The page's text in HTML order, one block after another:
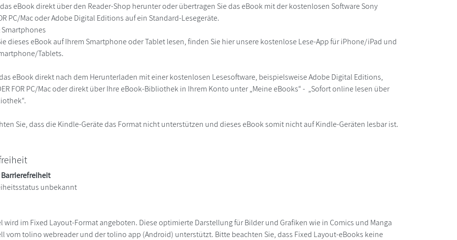
eBook direkt über den Reader-Shop herunter oder übertragen Sie das eBook mit der kostenlosen Software Sony
PC/Mac oder Adobe Digital Editions auf ein Standard-Lesegeräte.
Smartphones
dieses eBook auf Ihrem Smartphone oder Tablet lesen, finden Sie hier unsere kostenlose Lese-App für iPhone/iPad und
Tablets.
eBook direkt nach dem Herunterladen mit einer kostenlosen Lesesoftware, beispielsweise Adobe Digital Editions,
FOR PC/Mac oder direkt über Ihre eBook-Bibliothek in Ihrem Konto unter „Meine eBooks“ - „Sofort online lesen über
Sie, dass die Kindle-Geräte das Format nicht unterstützen und dieses eBook somit nicht auf Kindle-Geräten lesbar ist.
unbekannt
wird im Fixed Layout-Format angeboten. Diese optimierte Darstellung für Bilder und Grafiken wie in Comics und Manga
vom tolino webreader und der tolino app (Android) unterstützt. Bitte beachten Sie, dass Fixed Layout-eBooks keine